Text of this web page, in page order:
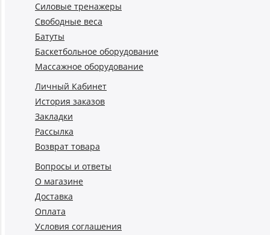
Силовые тренажеры
Свободные веса
Батуты
Баскетбольное оборудование
Массажное оборудование
Личный Кабинет
История заказов
Закладки
Рассылка
Возврат товара
Вопросы и ответы
О магазине
Доставка
Оплата
Условия соглашения